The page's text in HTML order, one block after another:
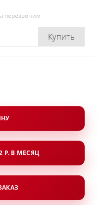
перезвоним
Купить
Р. В МЕСЯЦ